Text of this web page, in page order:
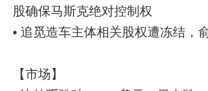
股确保马斯克绝对控制权
• 追觅造车主体相关股权遭冻结，
【市场】